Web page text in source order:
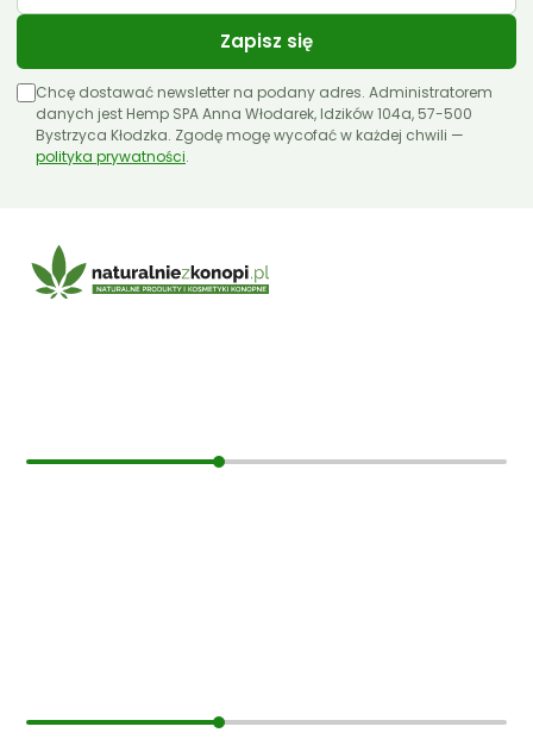
Zapisz się
Chcę dostawać newsletter na podany adres. Administratorem
danych jest Hemp SPA Anna Włodarek, Idzików 104a, 57-500
Bystrzyca Kłodzka. Zgodę mogę wycofać w każdej chwili —
polityka prywatności.